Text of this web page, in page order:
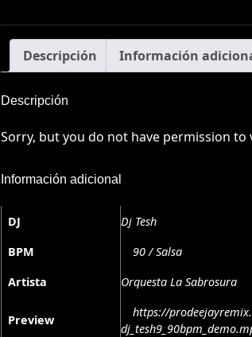
Descripción Información
Descripción
Sorry, but you do not have permission to
Información adicional
DJ
Dj Tesh
BPM
90 / Salsa
Artista
Orquesta La Sabrosura
Preview
https://